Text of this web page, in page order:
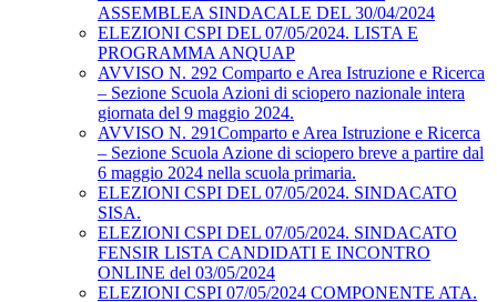
ASSEMBLEA SINDACALE DEL 30/04/2024
ELEZIONI CSPI DEL 07/05/2024. LISTA E
PROGRAMMA ANQUAP
AVVISO N. 292 Comparto e Area Istruzione e Ricerca
– Sezione Scuola Azioni di sciopero nazionale intera
giornata del 9 maggio 2024.
AVVISO N. 291Comparto e Area Istruzione e Ricerca
– Sezione Scuola Azione di sciopero breve a partire dal
6 maggio 2024 nella scuola primaria.
ELEZIONI CSPI DEL 07/05/2024. SINDACATO
SISA.
ELEZIONI CSPI DEL 07/05/2024. SINDACATO
FENSIR LISTA CANDIDATI E INCONTRO
ONLINE del 03/05/2024
ELEZIONI CSPI 07/05/2024 COMPONENTE ATA.